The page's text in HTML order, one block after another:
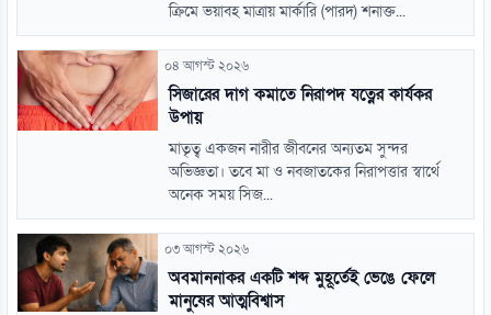
ক্রিমে ভয়াবহ মাত্রায় মার্কারি (পারদ) শনাক্ত...
০৪ আগস্ট ২০২৬
সিজারের দাগ কমাতে নিরাপদ যত্নের কার্যকর
উপায়
মাতৃত্ব একজন নারীর জীবনের অন্যতম সুন্দর
অভিজ্ঞতা। তবে মা ও নবজাতকের নিরাপত্তার স্বার্থে
অনেক সময় সিজ...
০৩ আগস্ট ২০২৬
অবমাননাকর একটি শব্দ মুহূর্তেই ভেঙে ফেলে
মানুষের আত্মবিশ্বাস